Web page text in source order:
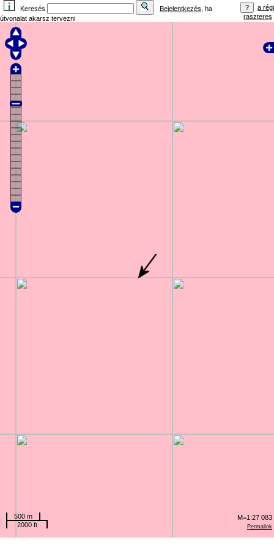
Keresés Bejelentkezés , ha
útvonalat akarsz tervezni
a régi
raszteres
Permalink
500 m
2000 ft
M=1:27 083